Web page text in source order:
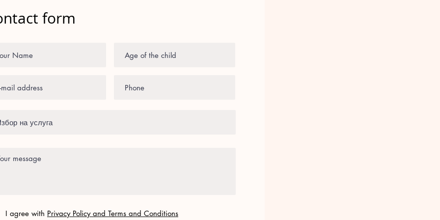
form
I agree with Privacy Policy and Terms and Conditions